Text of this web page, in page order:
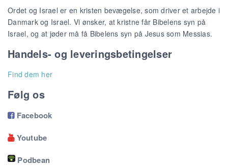
Ordet og Israel er en kristen bevægelse, som driver et arbejde i
Danmark og Israel. Vi ønsker, at kristne får Bibelens syn på
Israel, og at jøder må få Bibelens syn på Jesus som Messias.
Handels- og leveringsbetingelser
Find dem her
Følg os
Facebook
Youtube
Podbean